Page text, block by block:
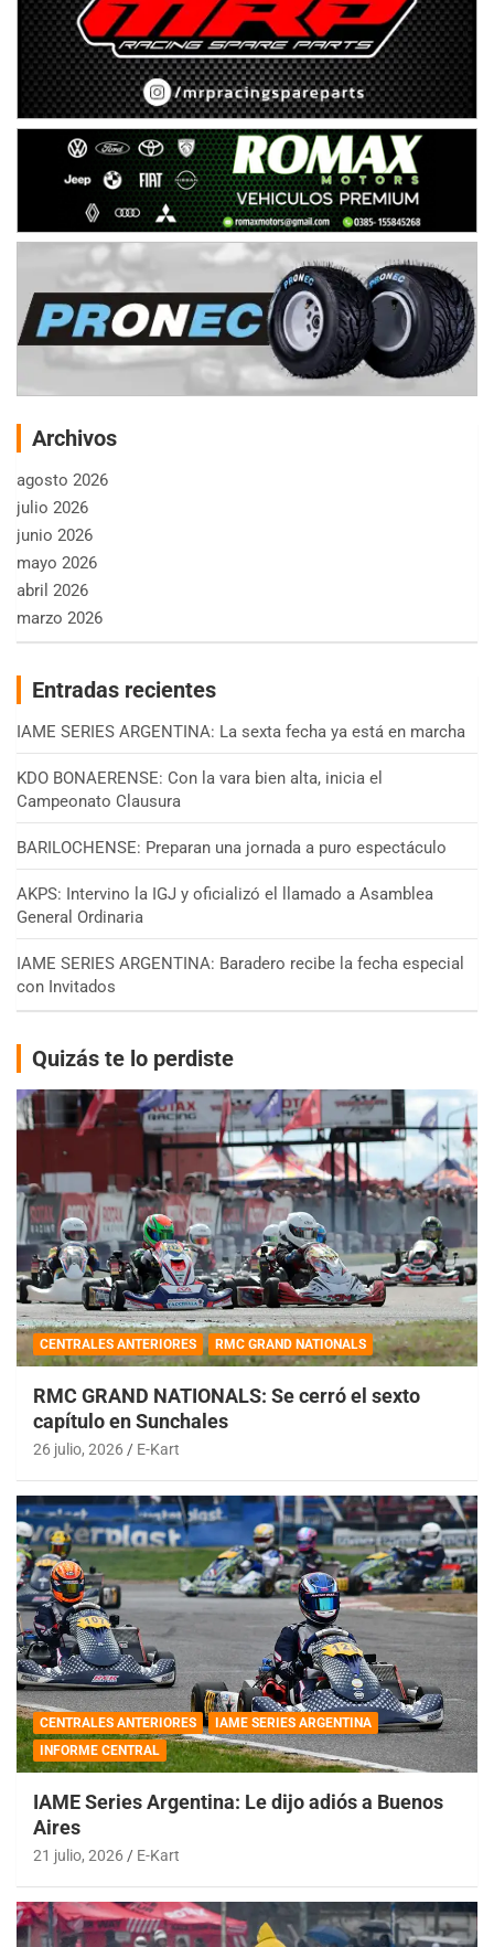
Archivos
agosto 2026
julio 2026
junio 2026
mayo 2026
abril 2026
marzo 2026
Entradas recientes
IAME SERIES ARGENTINA: La sexta fecha ya está en marcha
KDO BONAERENSE: Con la vara bien alta, inicia el
Campeonato Clausura
BARILOCHENSE: Preparan una jornada a puro espectáculo
AKPS: Intervino la IGJ y oficializó el llamado a Asamblea
General Ordinaria
IAME SERIES ARGENTINA: Baradero recibe la fecha especial
con Invitados
Quizás te lo perdiste
CENTRALES ANTERIORES RMC GRAND NATIONALS
RMC GRAND NATIONALS: Se cerró el sexto
capítulo en Sunchales
26 julio, 2026 E-Kart
CENTRALES ANTERIORES
IAME SERIES ARGENTINA
INFORME CENTRAL
IAME Series Argentina: Le dijo adiós a Buenos
Aires
21 julio, 2026 E-Kart